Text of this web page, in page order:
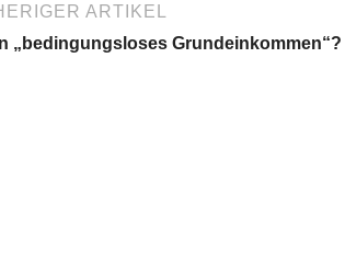
ARTIKEL
„bedingungsloses Grundeinkommen“?